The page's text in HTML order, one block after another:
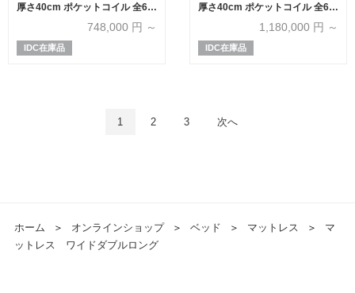
厚さ40cm ポケットコイル 全6サ
748,000 円 ～
IDC在庫品
厚さ40cm ポケットコイル 全6サ
1,180,000 円 ～
IDC在庫品
1 2 3 次へ
ホーム ＞ オンラインショップ ＞ ベッド ＞ マットレス ＞
マ
ットレス ワイドダブルロング